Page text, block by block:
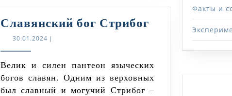
Славянский бог СтрибогСлавянский
Стрибог
30.01.202430.01.2024
|
Велик и силен пантеон языческих
богов славян. Одним из верховных
был славный и могучий Стрибог –
Факты и